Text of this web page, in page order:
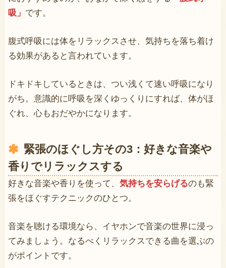
吸」 です。
腹式呼吸には体をリラックスさせ、気持ちを落ち着け
る効果があると言われています。
ドキドキしているときは、つい浅くて速い呼吸になり
がち。意識的に呼吸を深くゆっくりにすれば、体がほ
ぐれ、心もおだやかになります。
緊張のほぐし方その3：好きな音楽や
香りでリラックスする
好きな音楽や香りを使って、 気持ちを安らげるのも緊
張をほぐすテクニックのひとつ。
音楽を聴ける環境なら、イヤホンで音楽の世界に浸っ
てみましょう。なるべくリラックスできる曲を選ぶの
がポイントです。